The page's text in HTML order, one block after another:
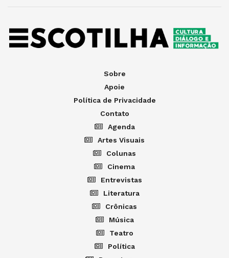
Sobre
Apoie
Política de Privacidade
Contato
Agenda
Artes Visuais
Colunas
Cinema
Entrevistas
Literatura
Crônicas
Música
Teatro
Política